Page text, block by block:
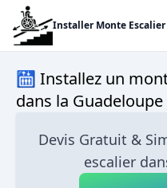
Installer Monte Escalier
🛗 Installez un
dans la
Devis Gratuit &
escalier